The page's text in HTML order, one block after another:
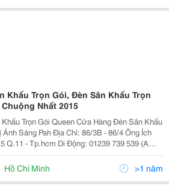
Khấu Trọn Gói, Đèn Sân Khấu Trọn
Nhất 2015
Gói Queen Cửa Hàng Đèn Sân Khấu
Địa Chỉ: 86/3B - 86/4 Ông Ích
Di Động: 01239 739 539 (A
626.40821 Email:
Anhsangsankhau@Gmail.com Đèn Sân Khấu Trọ
Hồ Chí Minh >1 năm